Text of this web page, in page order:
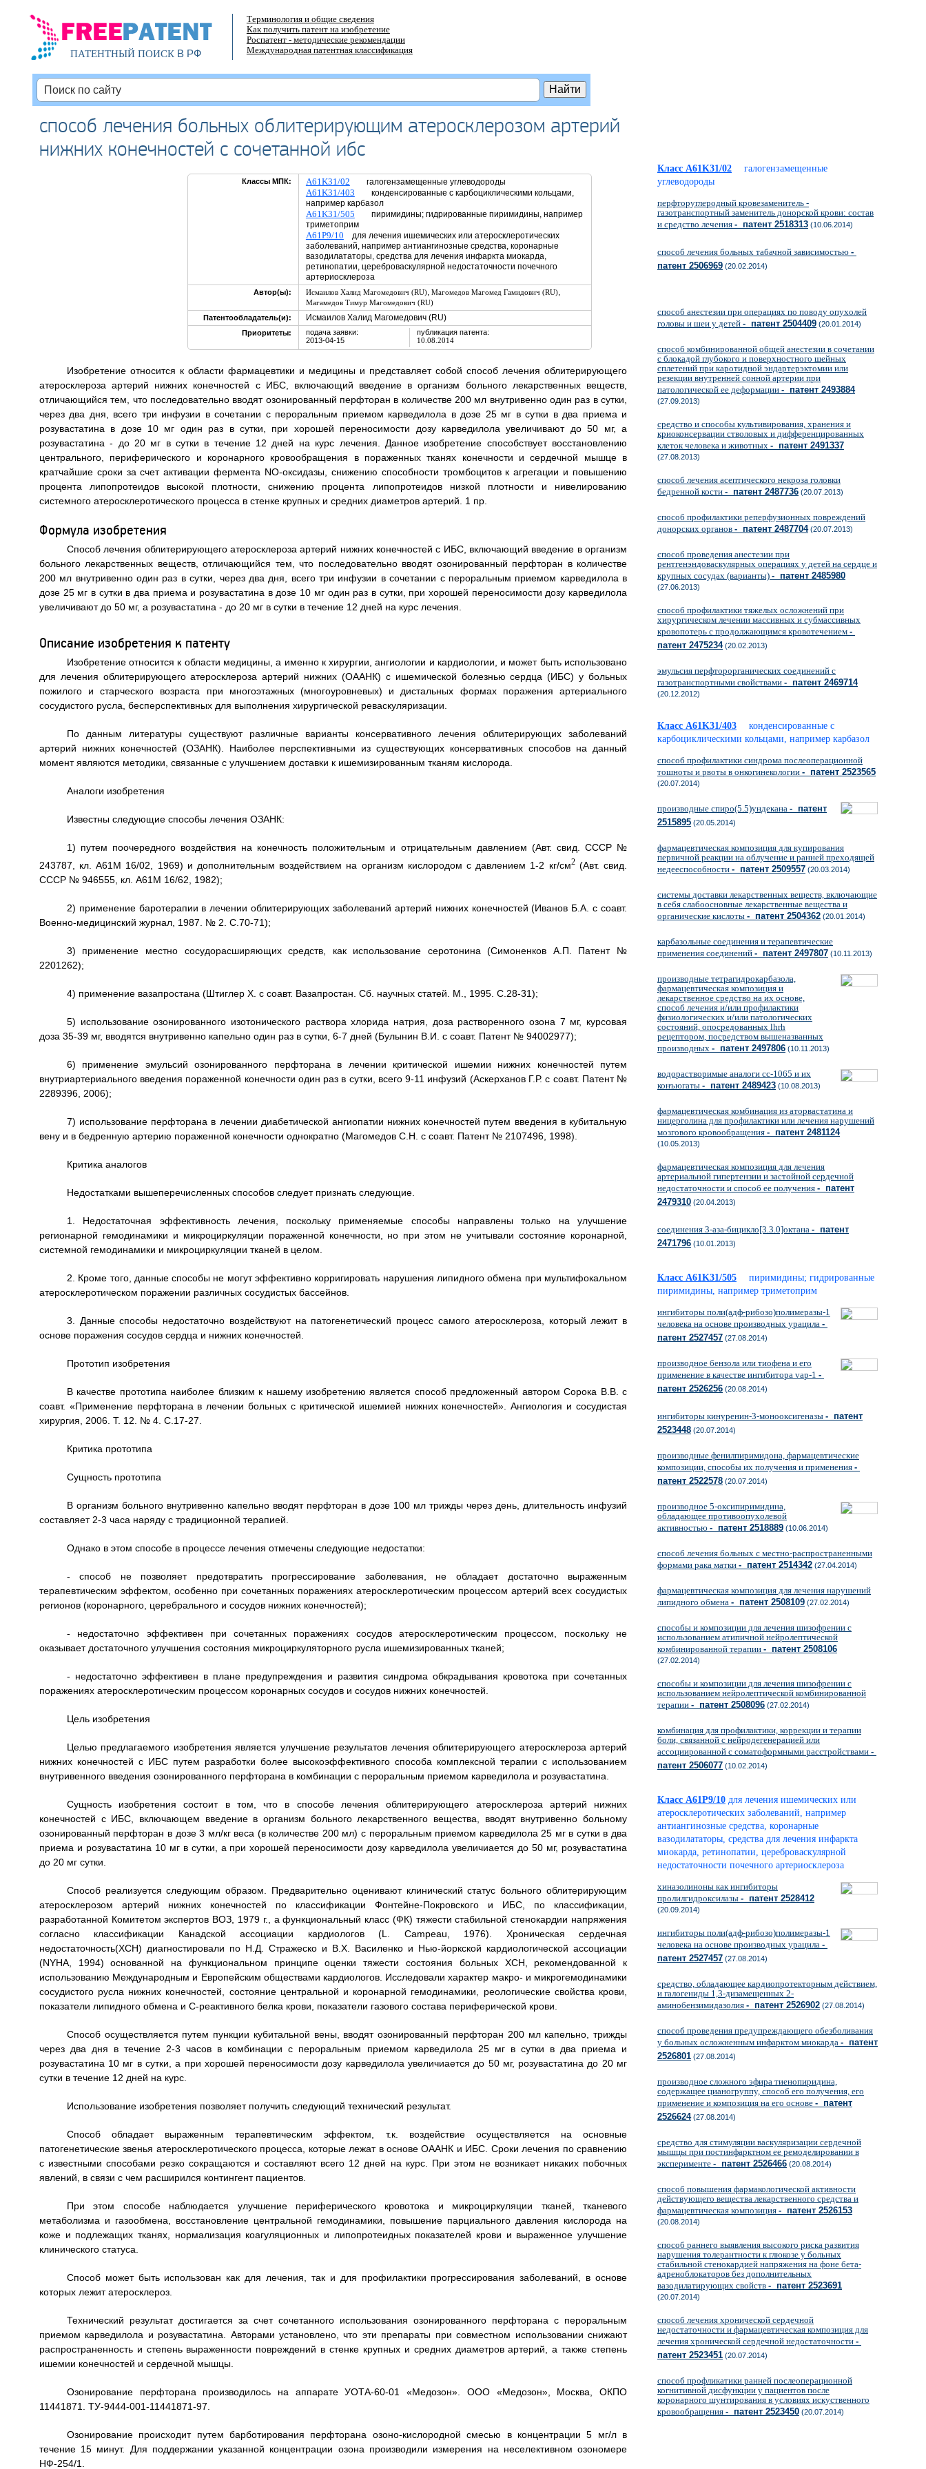
ПАТЕНТНЫЙ ПОИСКВ РФ
Терминология и общие сведения
Как получить патент на изобретение
Роспатент - методические рекомендации
Международная патентная классификация
способ лечения больных облитерирующим атеросклерозом артерий
нижних конечностей с сочетанной ибс
Классы МПК: A61K31/02 галогензамещенные углеводороды
A61K31/403 конденсированные с карбоциклическими кольцами,
например карбазол
A61K31/505 пиримидины; гидрированные пиримидины, например
триметоприм
A61P9/10 для лечения ишемических или атеросклеротических
заболеваний, например антиангинозные средства, коронарные
вазодилататоры, средства для лечения инфаркта миокарда,
ретинопатии, цереброваскулярной недостаточности почечного
артериосклероза
Автор(ы): Исмаилов Халид Магомедович (RU), Магомедов Магомед Гамидович (RU),
Магамедов Тимур Магомедович (RU)
Патентообладатель(и):
Исмаилов Халид Магомедович (RU)
Приоритеты:
подача заявки:
2013-04-15
публикация патента:
10.08.2014
Изобретение относится к области фармацевтики и медицины и представляет собой способ лечения облитерирующего
атеросклероза артерий нижних конечностей с ИБС, включающий введение в организм больного лекарственных веществ,
отличающийся тем, что последовательно вводят озонированный перфторан в количестве 200 мл внутривенно один раз в сутки,
через два дня, всего три инфузии в сочетании с пероральным приемом карведилола в дозе 25 мг в сутки в два приема и
розувастатина в дозе 10 мг один раз в сутки, при хорошей переносимости дозу карведилола увеличивают до 50 мг, а
розувастатина - до 20 мг в сутки в течение 12 дней на курс лечения. Данное изобретение способствует восстановлению
центрального, периферического и коронарного кровообращения в пораженных тканях конечности и сердечной мышце в
кратчайшие сроки за счет активации фермента NO-оксидазы, снижению способности тромбоцитов к агрегации и повышению
процента липопротеидов высокой плотности, снижению процента липопротеидов низкой плотности и нивелированию
системного атеросклеротического процесса в стенке крупных и средних диаметров артерий. 1 пр.
Формула изобретения
Способ лечения облитерирующего атеросклероза артерий нижних конечностей с ИБС, включающий введение в организм
больного лекарственных веществ, отличающийся тем, что последовательно вводят озонированный перфторан в количестве
200 мл внутривенно один раз в сутки, через два дня, всего три инфузии в сочетании с пероральным приемом карведилола в
дозе 25 мг в сутки в два приема и розувастатина в дозе 10 мг один раз в сутки, при хорошей переносимости дозу карведилола
увеличивают до 50 мг, а розувастатина - до 20 мг в сутки в течение 12 дней на курс лечения.
Описание изобретения к патенту
Изобретение относится к области медицины, а именно к хирургии, ангиологии и кардиологии, и может быть использовано
для лечения облитерирующего атеросклероза артерий нижних (ОААНК) с ишемической болезнью сердца (ИБС) у больных
пожилого и старческого возраста при многоэтажных (многоуровневых) и дистальных формах поражения артериального
сосудистого русла, бесперспективных для выполнения хирургической реваскуляризации.
По данным литературы существуют различные варианты консервативного лечения облитерирующих заболеваний
артерий нижних конечностей (ОЗАНК). Наиболее перспективными из существующих консервативных способов на данный
момент являются методики, связанные с улучшением доставки к ишемизированным тканям кислорода.
Аналоги изобретения
Известны следующие способы лечения ОЗАНК:
1) путем поочередного воздействия на конечность положительным и отрицательным давлением (Авт. свид. СССР №
243787, кл. A61M 16/02, 1969) и дополнительным воздействием на организм кислородом с давлением 1-2 кг/см2(Авт. свид.
СССР № 946555, кл. A61M 16/62, 1982);
2) применение баротерапии в лечении облитерирующих заболеваний артерий нижних конечностей (Иванов Б.А. с соавт.
Военно-медицинский журнал, 1987. № 2. С.70-71);
3) применение местно сосудорасширяющих средств, как использование серотонина (Симоненков А.П. Патент №
2201262);
4) применение вазапростана (Штиглер X. с соавт. Вазапростан. Сб. научных статей. М., 1995. С.28-31);
5) использование озонированного изотонического раствора хлорида натрия, доза растворенного озона 7 мг, курсовая
доза 35-39 мг, вводятся внутривенно капельно один раз в сутки, 6-7 дней (Булынин В.И. с соавт. Патент № 94002977);
6) применение эмульсий озонированного перфторана в лечении критической ишемии нижних конечностей путем
внутриартериального введения пораженной конечности один раз в сутки, всего 9-11 инфузий (Аскерханов Г.Р. с соавт. Патент №
2289396, 2006);
7) использование перфторана в лечении диабетической ангиопатии нижних конечностей путем введения в кубитальную
вену и в бедренную артерию пораженной конечности однократно (Магомедов С.Н. с соавт. Патент № 2107496, 1998).
Критика аналогов
Недостатками вышеперечисленных способов следует признать следующие.
1. Недостаточная эффективность лечения, поскольку применяемые способы направлены только на улучшение
регионарной гемодинамики и микроциркуляции пораженной конечности, но при этом не учитывали состояние коронарной,
системной гемодинамики и микроциркуляции тканей в целом.
2. Кроме того, данные способы не могут эффективно корригировать нарушения липидного обмена при мультифокальном
атеросклеротическом поражении различных сосудистых бассейнов.
3. Данные способы недостаточно воздействуют на патогенетический процесс самого атеросклероза, который лежит в
основе поражения сосудов сердца и нижних конечностей.
Прототип изобретения
В качестве прототипа наиболее близким к нашему изобретению является способ предложенный автором Сорока В.В. с
соавт. «Применение перфторана в лечении больных с критической ишемией нижних конечностей». Ангиология и сосудистая
хирургия, 2006. Т. 12. № 4. С.17-27.
Критика прототипа
Сущность прототипа
В организм больного внутривенно капельно вводят перфторан в дозе 100 мл трижды через день, длительность инфузий
составляет 2-3 часа наряду с традиционной терапией.
Однако в этом способе в процессе лечения отмечены следующие недостатки:
- способ не позволяет предотвратить прогрессирование заболевания, не обладает достаточно выраженным
терапевтическим эффектом, особенно при сочетанных поражениях атеросклеротическим процессом артерий всех сосудистых
регионов (коронарного, церебрального и сосудов нижних конечностей);
- недостаточно эффективен при сочетанных поражениях сосудов атеросклеротическим процессом, поскольку не
оказывает достаточного улучшения состояния микроциркуляторного русла ишемизированных тканей;
- недостаточно эффективен в плане предупреждения и развития синдрома обкрадывания кровотока при сочетанных
поражениях атеросклеротическим процессом коронарных сосудов и сосудов нижних конечностей.
Цель изобретения
Целью предлагаемого изобретения является улучшение результатов лечения облитерирующего атеросклероза артерий
нижних конечностей с ИБС путем разработки более высокоэффективного способа комплексной терапии с использованием
внутривенного введения озонированного перфторана в комбинации с пероральным приемом карведилола и розувастатина.
Сущность изобретения состоит в том, что в способе лечения облитерирующего атеросклероза артерий нижних
конечностей с ИБС, включающем введение в организм больного лекарственного вещества, вводят внутривенно больному
озонированный перфторан в дозе 3 мл/кг веса (в количестве 200 мл) с пероральным приемом карведилола 25 мг в сутки в два
приема и розувастатина 10 мг в сутки, а при хорошей переносимости дозу карведилола увеличиается до 50 мг, розувастатина
до 20 мг сутки.
Способ реализуется следующим образом. Предварительно оценивают клинический статус больного облитерирующим
атеросклерозом артерий нижних конечностей по классификации Фонтейне-Покровского и ИБС, по классификации,
разработанной Комитетом экспертов ВОЗ, 1979 г., а функциональный класс (ФК) тяжести стабильной стенокардии напряжения
согласно классификации Канадской ассоциации кардиологов (L. Campeau, 1976). Хроническая сердечная
недостаточность(ХСН) диагностировали по Н.Д. Стражеско и В.Х. Василенко и Нью-йоркской кардиологической ассоциации
(NYHA, 1994) основанной на функциональном принципе оценки тяжести состояния больных ХСН, рекомендованной к
использованию Международным и Европейским обществами кардиологов. Исследовали характер макро- и микрогемодинамики
сосудистого русла нижних конечностей, состояние центральной и коронарной гемодинамики, реологические свойства крови,
показатели липидного обмена и C-реактивного белка крови, показатели газового состава периферической крови.
Способ осуществляется путем пункции кубитальной вены, вводят озонированный перфторан 200 мл капельно, трижды
через два дня в течение 2-3 часов в комбинации с пероральным приемом карведилола 25 мг в сутки в два приема и
розувастатина 10 мг в сутки, а при хорошей переносимости дозу карведилола увеличиается до 50 мг, розувастатина до 20 мг
сутки в течение 12 дней на курс.
Использование изобретения позволяет получить следующий технический результат.
Способ обладает выраженным терапевтическим эффектом, т.к. воздействие осуществляется на основные
патогенетические звенья атеросклеротического процесса, которые лежат в основе ОААНК и ИБС. Сроки лечения по сравнению
с известными способами резко сокращаются и составляют всего 12 дней на курс. При этом не возникает никаких побочных
явлений, в связи с чем расширился контингент пациентов.
При этом способе наблюдается улучшение периферического кровотока и микроциркуляции тканей, тканевого
метаболизма и газообмена, восстановление центральной гемодинамики, повышение парциального давления кислорода на
коже и подлежащих тканях, нормализация коагуляционных и липопротеидных показателей крови и выраженное улучшение
клинического статуса.
Способ может быть использован как для лечения, так и для профилактики прогрессирования заболеваний, в основе
которых лежит атеросклероз.
Технический результат достигается за счет сочетанного использования озонированного перфторана с пероральным
приемом карведилола и розувастатина. Авторами установлено, что эти препараты при совместном использовании снижают
распространенность и степень выраженности повреждений в стенке крупных и средних диаметров артерий, а также степень
ишемии конечностей и сердечной мышцы.
Озонирование перфторана производилось на аппарате УОТА-60-01 «Медозон». ООО «Медозон», Москва, ОКПО
11441871. ТУ-9444-001-11441871-97.
Озонирование происходит путем барботирования перфторана озоно-кислородной смесью в концентрации 5 мг/л в
течение 15 минут. Для поддержании указанной концентрации озона производили измерения на неселективном озономере
НФ-254/1.
Класс A61K31/02
галогензамещенные
углеводороды
перфторуглеродный кровезаменитель -
газотранспортный заменитель донорской крови: состав
и средство лечения - патент 2518313 (10.06.2014)
способ лечения больных табачной зависимостью -
патент 2506969 (20.02.2014)
способ анестезии при операциях по поводу опухолей
головы и шеи у детей - патент 2504409 (20.01.2014)
способ комбинированной общей анестезии в сочетании
с блокадой глубокого и поверхностного шейных
сплетений при каротидной эндартерэктомии или
резекции внутренней сонной артерии при
патологической ее деформации - патент 2493884
(27.09.2013)
средство и способы культивирования, хранения и
криоконсервации стволовых и дифференцированных
клеток человека и животных - патент 2491337
(27.08.2013)
способ лечения асептического некроза головки
бедренной кости - патент 2487736 (20.07.2013)
способ профилактики реперфузионных повреждений
донорских органов - патент 2487704(20.07.2013)
способ проведения анестезии при
рентгенэндоваскулярных операциях у детей на сердце и
крупных сосудах (варианты) - патент 2485980
(27.06.2013)
способ профилактики тяжелых осложнений при
хирургическом лечении массивных и субмассивных
кровопотерь с продолжающимся кровотечением -
патент 2475234(20.02.2013)
эмульсия перфторорганических соединений с
газотранспортными свойствами - патент 2469714
(20.12.2012)
Класс A61K31/403
конденсированные с
карбоциклическими кольцами, например карбазол
способ профилактики синдрома послеоперационной
тошноты и рвоты в онкогинекологии - патент 2523565
(20.07.2014)
производные спиро(5.5)ундекана - патент
2515895 (20.05.2014)
фармацевтическая композиция для купирования
первичной реакции на облучение и ранней преходящей
недееспособности - патент 2509557 (20.03.2014)
системы доставки лекарственных веществ, включающие
в себя слабоосновные лекарственные вещества и
органические кислоты - патент 2504362 (20.01.2014)
карбазольные соединения и терапевтические
применения соединений - патент 2497807 (10.11.2013)
производные тетрагидрокарбазола,
фармацевтическая композиция и
лекарственное средство на их основе,
способ лечения и/или профилактики
физиологических и/или патологических
состояний, опосредованных lhrh
рецептором, посредством вышеназванных
производных - патент 2497806 (10.11.2013)
водорастворимые аналоги сс-1065 и их
конъюгаты - патент 2489423 (10.08.2013)
фармацевтическая комбинация из аторвастатина и
ницерголина для профилактики или лечения нарушений
мозгового кровообращения - патент 2481124
(10.05.2013)
фармацевтическая композиция для лечения
артериальной гипертензии и застойной сердечной
недостаточности и способ ее получения - патент
2479310 (20.04.2013)
соединения 3-аза-бицикло[3.3.0]октана - патент
2471796 (10.01.2013)
Класс A61K31/505
пиримидины; гидрированные
пиримидины, например триметоприм
ингибиторы поли(адф-рибозо)полимеразы-1
человека на основе производных урацила -
патент 2527457 (27.08.2014)
производное бензола или тиофена и его
применение в качестве ингибитора vap-1 -
патент 2526256 (20.08.2014)
ингибиторы кинуренин-3-монооксигеназы - патент
2523448 (20.07.2014)
производные фенилпиримидона, фармацевтические
композиции, способы их получения и применения -
патент 2522578 (20.07.2014)
производное 5-оксипиримидина,
обладающее противоопухолевой
активностью - патент 2518889 (10.06.2014)
способ лечения больных с местно-распространенными
формами рака матки - патент 2514342 (27.04.2014)
фармацевтическая композиция для лечения нарушений
липидного обмена - патент 2508109 (27.02.2014)
способы и композиции для лечения шизофрении с
использованием атипичной нейролептической
комбинированной терапии - патент 2508106
(27.02.2014)
способы и композиции для лечения шизофрении с
использованием нейролептической комбинированной
терапии - патент 2508096 (27.02.2014)
комбинация для профилактики, коррекции и терапии
боли, связанной с нейродегенерацией или
ассоциированной с соматоформными расстройствами -
патент 2506077 (10.02.2014)
Класс A61P9/10 для лечения ишемических или
атеросклеротических заболеваний, например
антиангинозные средства, коронарные
вазодилататоры, средства для лечения инфаркта
миокарда, ретинопатии, цереброваскулярной
недостаточности почечного артериосклероза
хиназолиноны как ингибиторы
пролилгидроксилазы - патент 2528412
(20.09.2014)
ингибиторы поли(адф-рибозо)полимеразы-1
человека на основе производных урацила -
патент 2527457 (27.08.2014)
средство, обладающее кардиопротекторным действием,
и галогениды 1,3-дизамещенных 2-
аминобензимидазолия - патент 2526902 (27.08.2014)
способ проведения предупреждающего обезболивания
у больных осложненным инфарктом миокарда - патент
2526801 (27.08.2014)
производное сложного эфира тиенопиридина,
содержащее цианогруппу, способ его получения, его
применение и композиция на его основе - патент
2526624(27.08.2014)
средство для стимуляции васкуляризации сердечной
мышцы при постинфарктном ее ремоделировании в
эксперименте - патент 2526466 (20.08.2014)
способ повышения фармакологической активности
действующего вещества лекарственного средства и
фармацевтическая композиция - патент 2526153
(20.08.2014)
способ раннего выявления высокого риска развития
нарушения толерантности к глюкозе у больных
стабильной стенокардией напряжения на фоне бета-
адреноблокаторов без дополнительных
вазодилатирующих свойств - патент 2523691
(20.07.2014)
способ лечения хронической сердечной
недостаточности и фармацевтическая композиция для
лечения хронической сердечной недостаточности -
патент 2523451 (20.07.2014)
способ профликатики ранней послеоперационной
когнитивной дисфункции у пациентов после
коронарного шунтирования в условиях искуственного
кровообращения - патент 2523450 (20.07.2014)